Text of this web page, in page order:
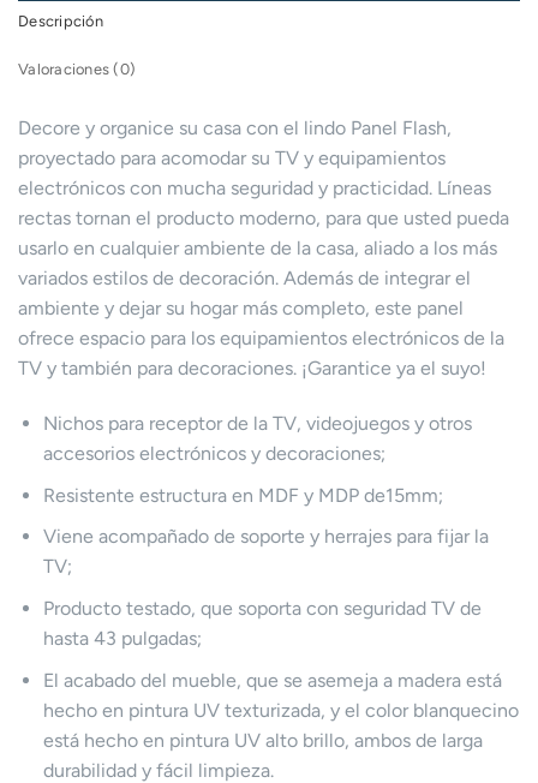
Descripción
Valoraciones (0)
Decore y organice su casa con el lindo Panel Flash,
proyectado para acomodar su TV y equipamientos
electrónicos con mucha seguridad y practicidad. Líneas
rectas tornan el producto moderno, para que usted pueda
usarlo en cualquier ambiente de la casa, aliado a los más
variados estilos de decoración. Además de integrar el
ambiente y dejar su hogar más completo, este panel
ofrece espacio para los equipamientos electrónicos de la
TV y también para decoraciones. ¡Garantice ya el suyo!
Nichos para receptor de la TV, videojuegos y otros
accesorios electrónicos y decoraciones;
Resistente estructura en MDF y MDP de15mm;
Viene acompañado de soporte y herrajes para fijar la
TV;
Producto testado, que soporta con seguridad TV de
hasta 43 pulgadas;
El acabado del mueble, que se asemeja a madera está
hecho en pintura UV texturizada, y el color blanquecino
está hecho en pintura UV alto brillo, ambos de larga
durabilidad y fácil limpieza.